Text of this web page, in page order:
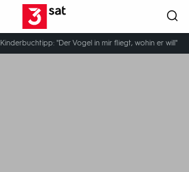
3SAT
Kinderbuchtipp: "Der Vogel in mir fliegt, wohin er will"